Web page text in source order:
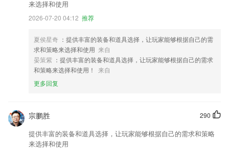
来选择和使用
2026-07-20 04:12 推荐
夏侯星奇 ：提供丰富的装备和道具选择，让玩家能够根据自己的需
求和策略来选择和使用 来自
晏策紫 ：提供丰富的装备和道具选择，让玩家能够根据自己的需求
和策略来选择和使用！
来自
更多回复
290
宗鹏胜
提供丰富的装备和道具选择，让玩家能够根据自己的需求和策略
来选择和使用